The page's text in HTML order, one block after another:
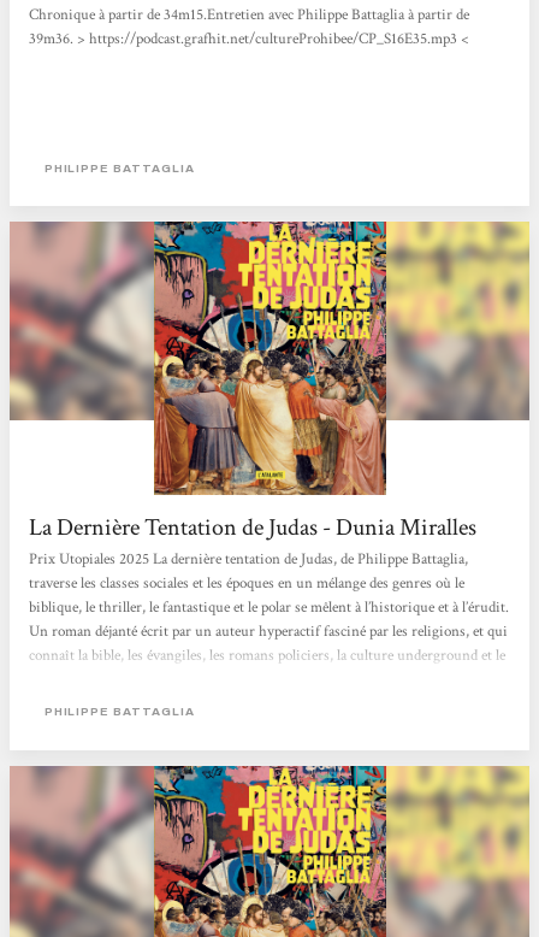
Chronique à partir de 34m15.Entretien avec Philippe Battaglia à partir de
39m36. > https://podcast.grafhit.net/cultureProhibee/CP_S16E35.mp3 <
PHILIPPE BATTAGLIA
La Dernière Tentation de Judas - Dunia Miralles
Prix Utopiales 2025 La dernière tentation de Judas, de Philippe Battaglia,
traverse les classes sociales et les époques en un mélange des genres où le
biblique, le thriller, le fantastique et le polar se mêlent à l’historique et à l’érudit.
Un roman déjanté écrit par un auteur hyperactif fasciné par les religions, et qui
connaît la bible, les évangiles, les romans policiers, la culture underground et le
Certain-e-s crieront probablement à l’offense. Cependant, finalement, cela
PHILIPPE BATTAGLIA